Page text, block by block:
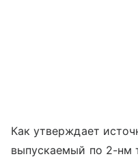
Как утверждает
выпускаемый по 2-нм